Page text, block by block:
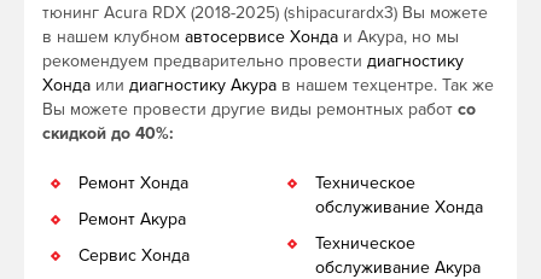
тюнинг Acura RDX (2018-2025) (shipacurardx3) Вы можете
в нашем клубном автосервисе Хонда и Акура, но мы
рекомендуем предварительно провести диагностику
Хонда или диагностику Акура в нашем техцентре. Так же
Вы можете провести другие виды ремонтных работ со
скидкой до 40%:
Ремонт Хонда
Ремонт Акура
Сервис Хонда
Техническое
обслуживание Хонда
Техническое
обслуживание Акура